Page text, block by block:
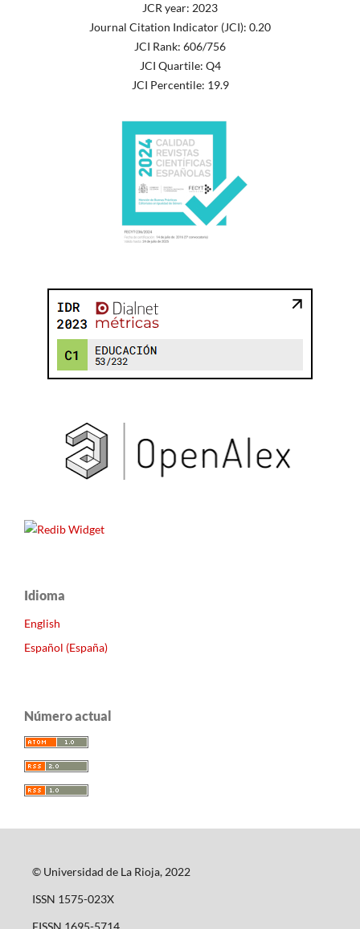
JCR year: 2023
Journal Citation Indicator (JCI): 0.20
JCI Rank: 606/756
JCI Quartile: Q4
JCI Percentile: 19.9
Idioma
English
Español (España)
Número actual
© Universidad de La Rioja, 2022
ISSN 1575-023X
EISSN 1695-5714